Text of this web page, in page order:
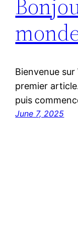
Bienvenue
premier
puis
June 7, 2025